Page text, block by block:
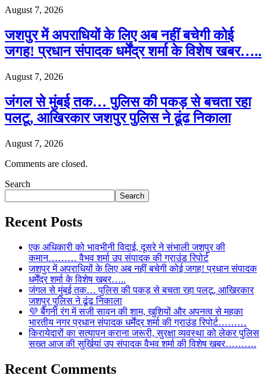
August 7, 2026
जशपुर में अपराधियों के लिए अब नहीं बचेगी कोई
जगह! प्रधान संपादक धर्मेंद्र शर्मा के विशेष खबर…..
August 7, 2026
जंगल से मुंबई तक… पुलिस की पकड़ से बचता रहा
पलटू, आखिरकार जशपुर पुलिस ने ढूंढ निकाला
August 7, 2026
Comments are closed.
Search
Search
Recent Posts
एक अधिकारी को भावभीनी विदाई, दूसरे ने संभाली जशपुर की
कमान……… वैभव शर्मा उप संपादक की ग्राउंड रिपोर्ट
जशपुर में अपराधियों के लिए अब नहीं बचेगी कोई जगह! प्रधान संपादक
धर्मेंद्र शर्मा के विशेष खबर…..
जंगल से मुंबई तक… पुलिस की पकड़ से बचता रहा पलटू, आखिरकार
जशपुर पुलिस ने ढूंढ निकाला
💜 बैंगनी रंग में सजी सावन की शाम, खुशियों और अपनत्व से महका
भारतीय नगर प्रधान संपादक धर्मेंद्र शर्मा की ग्राउंड रिपोर्ट………
किरायेदारों का सत्यापन कराना जरूरी, सुरक्षा व्यवस्था को लेकर पुलिस
सख्त आज की सुर्खियां उप संपादक वैभव शर्मा की विशेष खबर……….
Recent Comments